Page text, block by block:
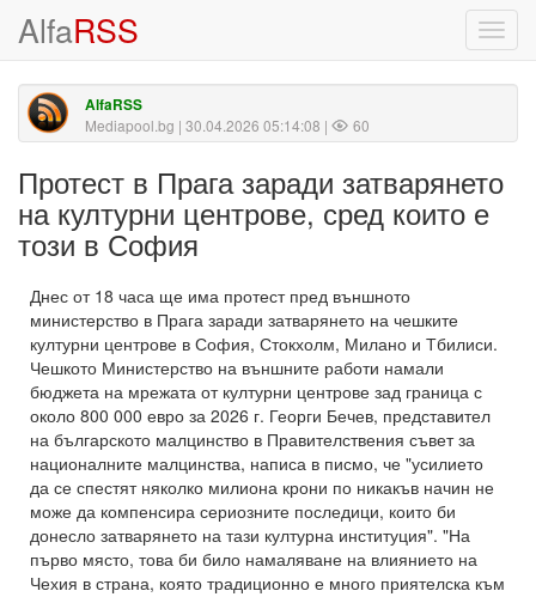
AlfaRSS
AlfaRSS
Mediapool.bg | 30.04.2026 05:14:08 | 60
Протест в Прага заради затварянето
на културни центрове, сред които е
този в София
Днес от 18 часа ще има протест пред външното
министерство в Прага заради затварянето на чешките
културни центрове в София, Стокхолм, Милано и Тбилиси.
Чешкото Министерство на външните работи намали
бюджета на мрежата от културни центрове зад граница с
около 800 000 евро за 2026 г. Георги Бечев, представител
на българското малцинство в Правителствения съвет за
националните малцинства, написа в писмо, че "усилието
да се спестят няколко милиона крони по никакъв начин не
може да компенсира сериозните последици, които би
донесло затварянето на тази културна институция". "На
първо място, това би било намаляване на влиянието на
Чехия в страна, която традиционно е много приятелска към